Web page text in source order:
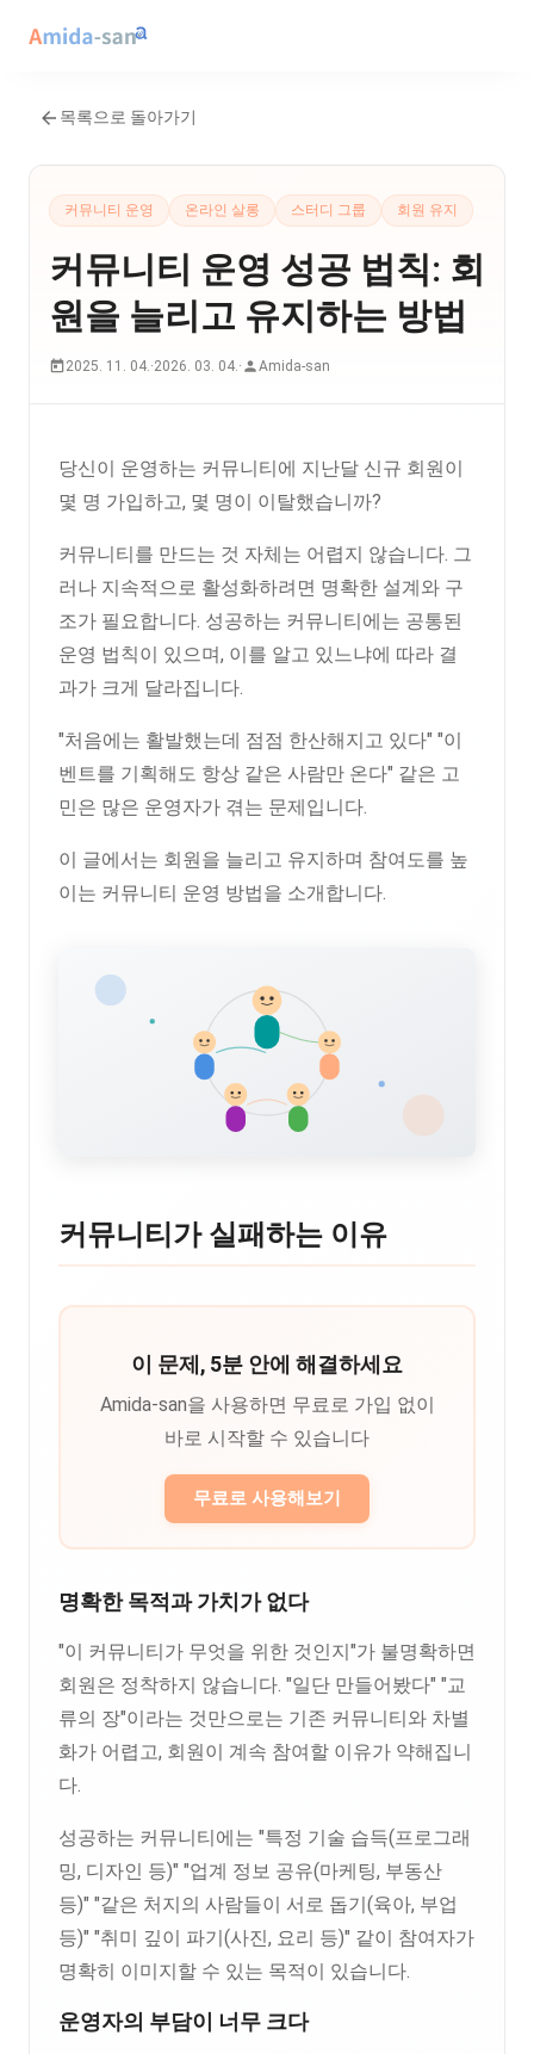
목록으로 돌아가기
커뮤니티 운영 온라인 살롱 스터디 그룹 회원 유지
커뮤니티 운영 성공 법칙: 회
원을 늘리고 유지하는 방법
2025. 11. 04.·2026. 03. 04.· Amida-san
당신이 운영하는 커뮤니티에 지난달 신규 회원이
몇 명 가입하고, 몇 명이 이탈했습니까?
커뮤니티를 만드는 것 자체는 어렵지 않습니다. 그
러나 지속적으로 활성화하려면 명확한 설계와 구
조가 필요합니다. 성공하는 커뮤니티에는 공통된
운영 법칙이 있으며, 이를 알고 있느냐에 따라 결
과가 크게 달라집니다.
"처음에는 활발했는데 점점 한산해지고 있다" "이
벤트를 기획해도 항상 같은 사람만 온다" 같은 고
민은 많은 운영자가 겪는 문제입니다.
이 글에서는 회원을 늘리고 유지하며 참여도를 높
이는 커뮤니티 운영 방법을 소개합니다.
커뮤니티가 실패하는 이유
이 문제, 5분 안에 해결하세요
Amida-san을 사용하면 무료로 가입 없이
바로 시작할 수 있습니다
무료로 사용해보기
명확한 목적과 가치가 없다
"이 커뮤니티가 무엇을 위한 것인지"가 불명확하면
회원은 정착하지 않습니다. "일단 만들어봤다" "교
류의 장"이라는 것만으로는 기존 커뮤니티와 차별
화가 어렵고, 회원이 계속 참여할 이유가 약해집니
다.
성공하는 커뮤니티에는 "특정 기술 습득(프로그래
밍, 디자인 등)" "업계 정보 공유(마케팅, 부동산
등)" "같은 처지의 사람들이 서로 돕기(육아, 부업
등)" "취미 깊이 파기(사진, 요리 등)" 같이 참여자가
명확히 이미지할 수 있는 목적이 있습니다.
운영자의 부담이 너무 크다